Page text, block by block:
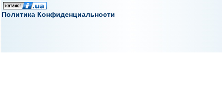
Политика Конфиденциальности